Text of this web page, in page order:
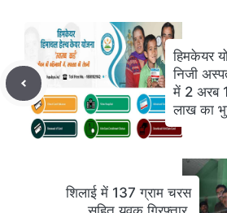
हिमकेयर
निजी
में 2 अरब
लाख का
शिलाई में 137 ग्राम चरस